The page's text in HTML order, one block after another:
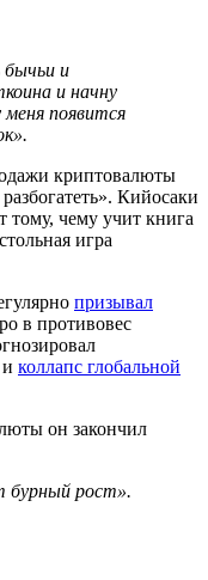
бычьи и
и начну
меня появится
криптовалюты
Кийосаки
тому, чему учит книга
игра
призывал
в противовес
и коллапс глобальной
он закончил
бурный рост».